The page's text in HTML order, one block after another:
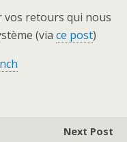
vos retours qui nous
(via ce post)
Next Post